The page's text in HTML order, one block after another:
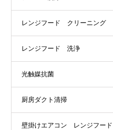
レンジフード クリーニング
レンジフード 洗浄
光触媒抗菌
厨房ダクト清掃
壁掛けエアコン レンジフード